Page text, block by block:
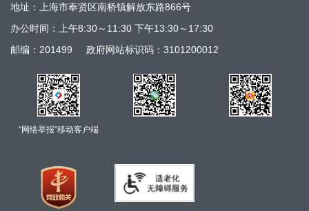
地址：上海市奉贤区南桥镇解放东路866号
办公时间：上午8:30～11:30 下午13:30～17:30
邮编：201499
政府网站标识码：3101200012
“网络举报”移动客户端